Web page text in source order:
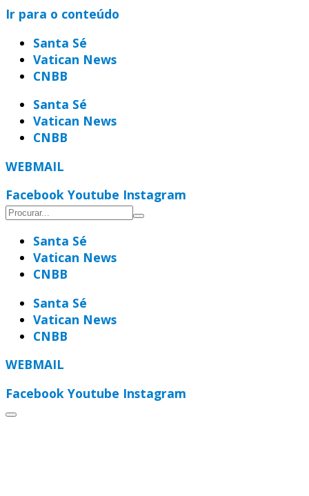
Ir para o conteúdo
Santa Sé
Vatican News
CNBB
Santa Sé
Vatican News
CNBB
WEBMAIL
Facebook Youtube Instagram
Santa Sé
Vatican News
CNBB
Santa Sé
Vatican News
CNBB
WEBMAIL
Facebook Youtube Instagram